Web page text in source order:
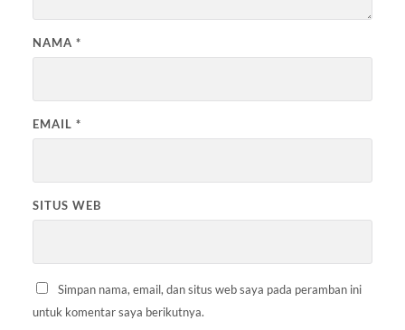
NAMA *
EMAIL *
SITUS WEB
Simpan nama, email, dan situs web saya pada peramban ini
untuk komentar saya berikutnya.